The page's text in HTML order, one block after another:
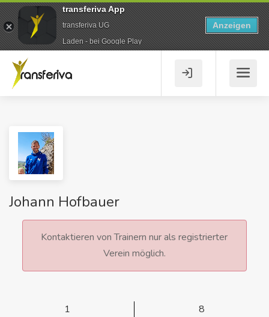
Johann Hofbauer
Kontaktieren von Trainern nur als registrierter
Verein möglich.
1
8
transferiva App
transferiva UG
Laden - bei Google Play
Anzeigen